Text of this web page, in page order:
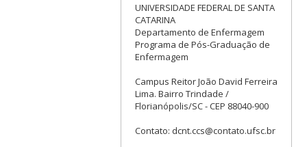
UNIVERSIDADE FEDERAL DE SANTA
CATARINA
Departamento de Enfermagem
Programa de Pós-Graduação de
Enfermagem
Campus Reitor João David Ferreira
Lima. Bairro Trindade /
Florianópolis/SC - CEP 88040-900
Contato: dcnt.ccs@contato.ufsc.br